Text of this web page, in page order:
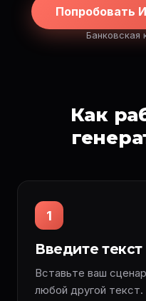
Попробовать
Банковская
Как
1
Введите текст
Вставьте ваш
любой другой текст.